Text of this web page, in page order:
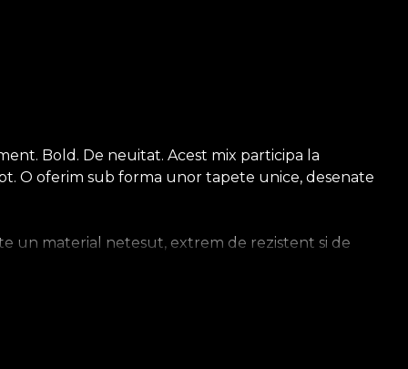
Bold. De neuitat. Acest mix participa la
O oferim sub forma unor tapete unice, desenate
un material netesut, extrem de rezistent si de
care imbraca peretii cu o textura care aduce